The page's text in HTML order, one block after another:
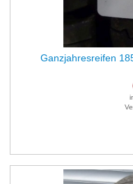
Ganzjahresreifen